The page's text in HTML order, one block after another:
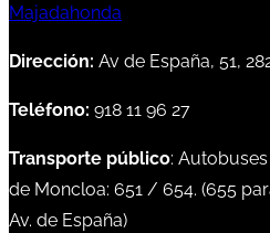
Dirección: Av de España, 51,
Teléfono: 918 11 96 27
Transporte público:
de Moncloa: 651 / 654. (655
Av. de España)